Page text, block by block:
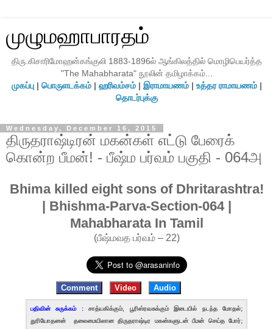
முழுமஹாபாரதம்
திரு.கிசாரிமோஹன்கங்குலி 1883-1896ல் ஆங்கிலத்தில் மொழிபெயர்த்த
"The Mahabharata" நூலின் தமிழாக்கம்...
முகப்பு| பொருளடக்கம்| ஹரிவம்சம்| இராமாயணம்| உத்தர ராமாயணம்|
தொடர்புக்கு
Wednesday, December 16, 2015
திருதராஷ்டிரன் மகன்கள் எட்டு பேரைக்
கொன்ற பீமன்! - பீஷ்ம பர்வம் பகுதி - 064அ
Bhima killed eight sons of Dhritarashtra!
| Bhishma-Parva-Section-064 |
Mahabharata In Tamil
(பீஷ்மவத பர்வம் – 22)
Comment Video Audio
பதிவின் சுருக்கம் :சாத்யகிக்கும், பூரிஸ்ரவசுக்கும் இடையில் நடந்த மோதல்;
துரியோதனன் தலைமையிலான திருதராஷ்டிர மகன்களுடன் பீமன் செய்த போர்;